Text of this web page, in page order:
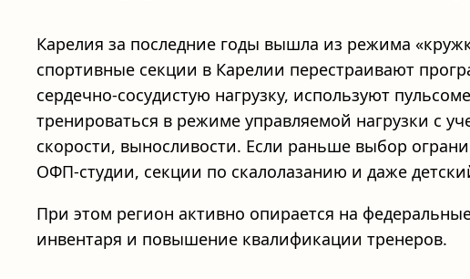
Карелия за последние годы вышла из режима
спортивные секции в Карелии перестраивают
сердечно‑сосудистую нагрузку, используют
тренироваться в режиме управляемой нагрузки с
скорости, выносливости. Если раньше выбор
ОФП‑студии, секции по скалолазанию и даже
При этом регион активно опирается на
инвентаря и повышение квалификации тренеров.